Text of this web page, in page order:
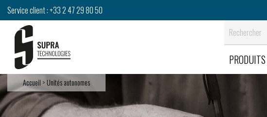
Service client :+33 2 47 29 80 50
PRODUITS
Unités Supra
Accueil > Unités autonomes